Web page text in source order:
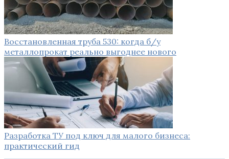
Восстановленная труба 530: когда б/у
металлопрокат реально выгоднее нового
Разработка ТУ под ключ для малого бизнеса:
практический гид